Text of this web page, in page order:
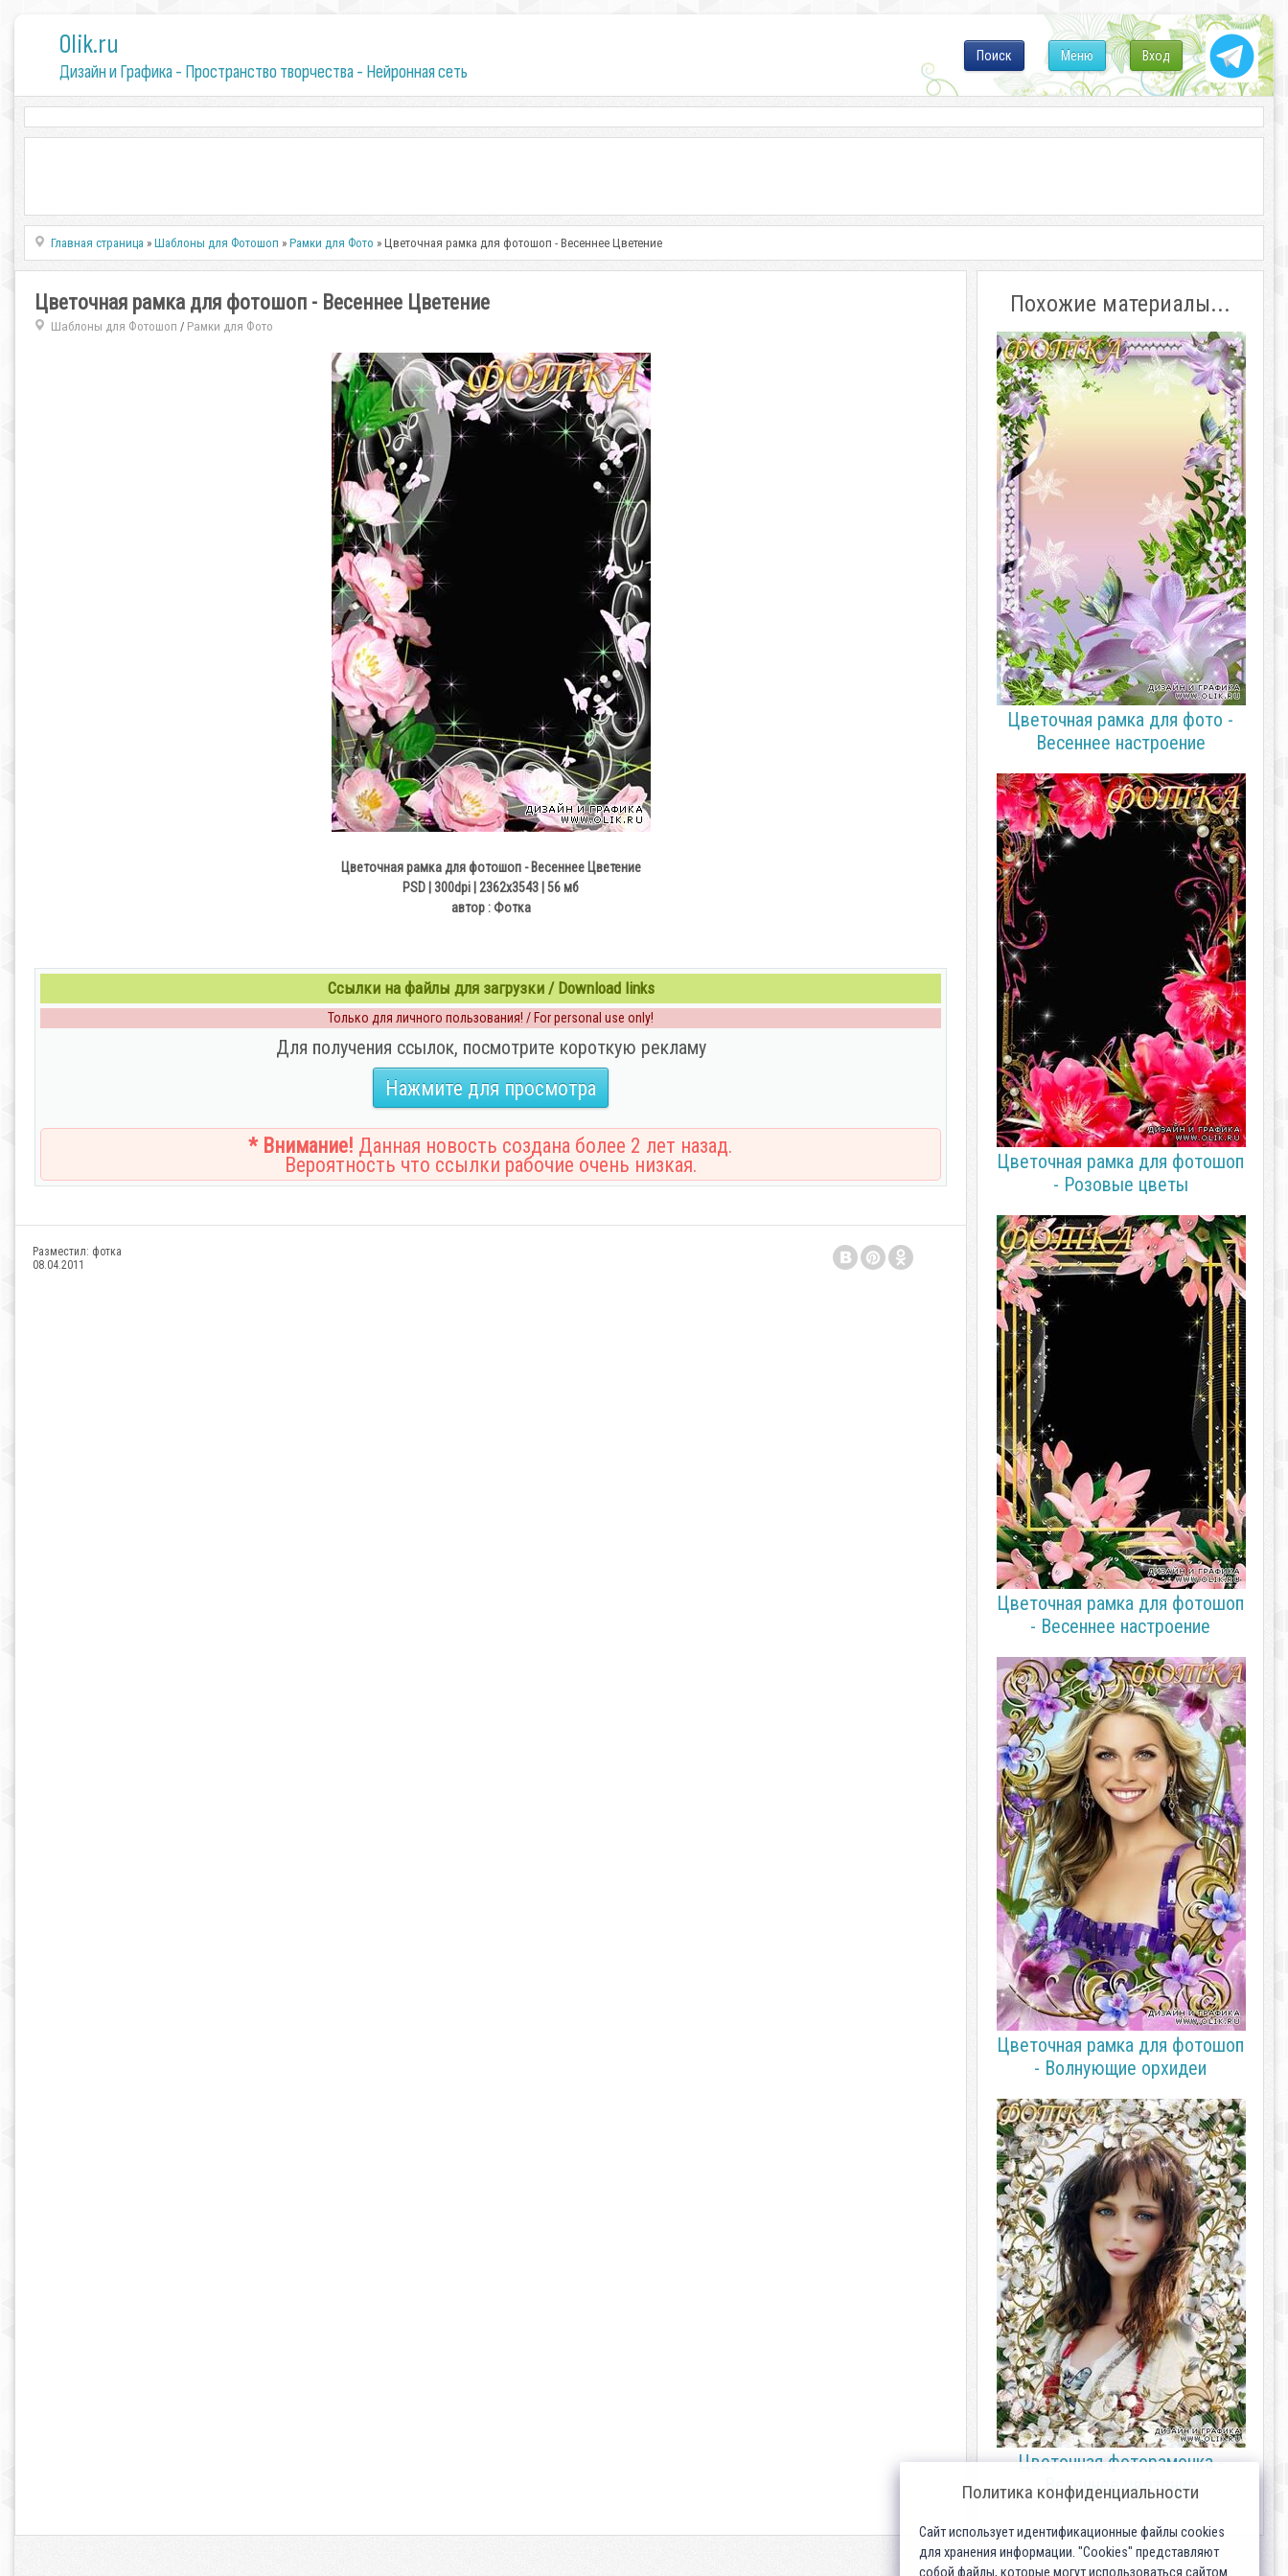
0lik.ru
Дизайн и Графика - Пространство творчества - Нейронная сеть
Вход
Меню
Поиск
Главная страница »Шаблоны для Фотошоп »Рамки для Фото » Цветочная рамка для фотошоп - Весеннее Цветение
Цветочная рамка для фотошоп - Весеннее Цветение
Шаблоны для Фотошоп / Рамки для Фото
Цветочная рамка для фотошоп - Весеннее Цветение
PSD | 300dpi | 2362x3543 | 56 мб
автор : Фотка
Ссылки на файлы для загрузки / Download links
Только для личного пользования! / For personal use only!
Для получения ссылок, посмотрите короткую рекламу
Нажмите для просмотра
* Внимание! Данная новость создана более 2 лет назад.
Вероятность что ссылки рабочие очень низкая.
Разместил: фотка
08.04.2011
Похожие материалы...
Цветочная рамка для фото -
Весеннее настроение
Цветочная рамка для фотошоп
- Розовые цветы
Цветочная рамка для фотошоп
- Весеннее настроение
Цветочная рамка для фотошоп
- Волнующие орхидеи
Цветочная фоторамочка -
Весеннее цветение
Политика конфиденциальности
Сайт использует идентификационные файлы cookies
для хранения информации. "Cookies" представляют
собой файлы, которые могут использоваться сайтом